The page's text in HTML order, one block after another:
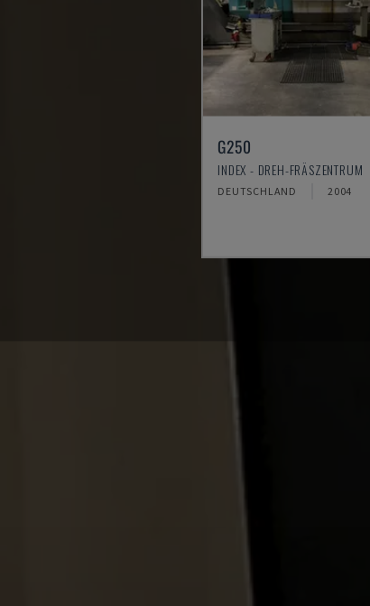
G250
INDEX - DREH-FRÄSZENTRUM
DEUTSCHLAND 2004